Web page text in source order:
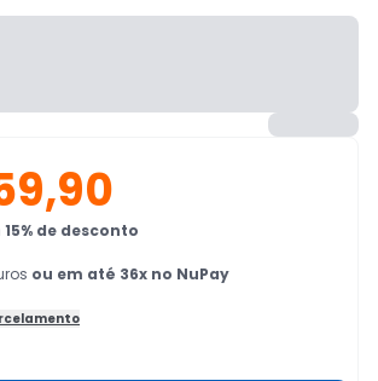
15% de desconto
ou em até 36x no NuPay